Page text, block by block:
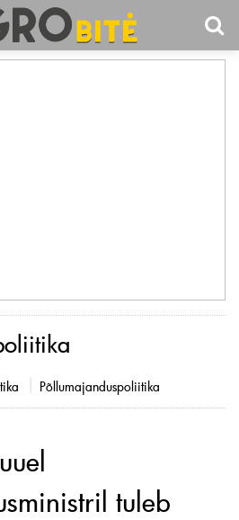
Põllumajanduspoliitika
tuleb